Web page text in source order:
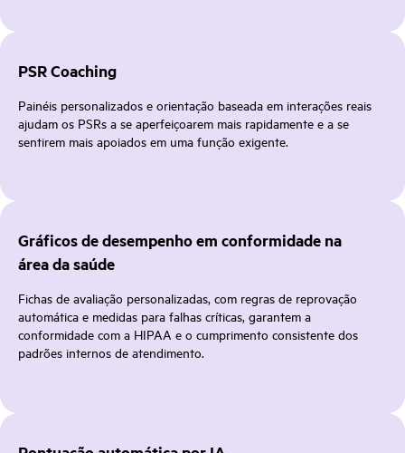
Gráficos de desempenho em conformidade na
área da saúde
Fichas de avaliação personalizadas, com regras de reprovação
automática e medidas para falhas críticas, garantem a
conformidade com a HIPAA e o cumprimento consistente dos
padrões internos de atendimento.
PSR Coaching
Painéis personalizados e orientação baseada em interações reais
ajudam os PSRs a se aperfeiçoarem mais rapidamente e a se
sentirem mais apoiados em uma função exigente.